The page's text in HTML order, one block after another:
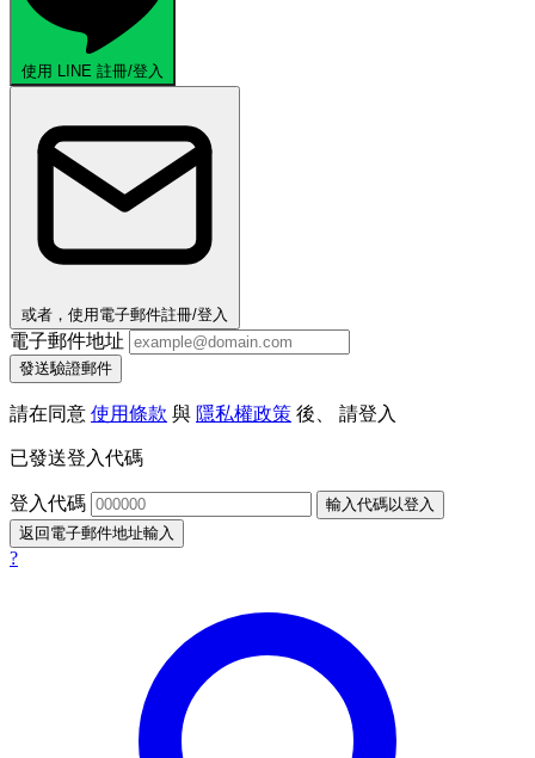
使用 LINE 註冊/登入
或者，使用電子郵件註冊/登入
電子郵件地址
發送驗證郵件
請在同意 使用條款 與 隱私權政策 後、 請登入
已發送登入代碼
登入代碼
輸入代碼以登入
返回電子郵件地址輸入
?